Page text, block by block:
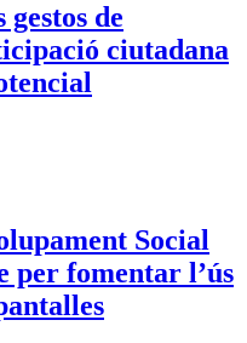
de
ciutadana
Social
per fomentar l’ús